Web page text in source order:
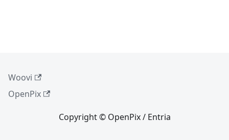
Woovi
OpenPix
Copyright © OpenPix / Entria